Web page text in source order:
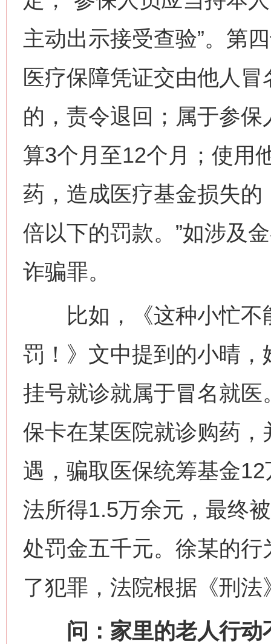
主动出示接受查验”。第
医疗保障凭证交由他人
的，责令退回；属于参
算3个月至12个月；使用
药，造成医疗基金损失
倍以下的罚款。”如涉及
诈骗罪。
比如，《这种小忙不
罚！》文中提到的小晴
挂号就诊就属于冒名就
保卡在某医院就诊购药
遇，骗取医保统筹基金
法所得1.5万余元，最终
处罚金五千元。徐某的行
了犯罪，法院根据《刑
问：家里的老人行动